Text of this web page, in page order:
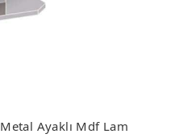
Metal Ayaklı Mdf Lam